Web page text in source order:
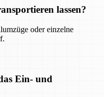
lassen?
oder einzelne
Ein- und